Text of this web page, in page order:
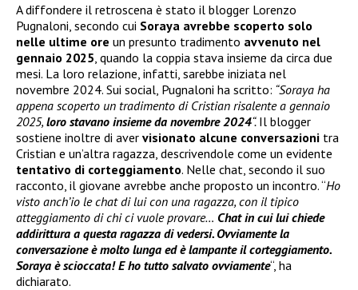
A diffondere il retroscena è stato il blogger Lorenzo
Pugnaloni, secondo cui Soraya avrebbe scoperto solo
nelle ultime ore un presunto tradimento avvenuto nel
gennaio 2025 , quando la coppia stava insieme da circa due
mesi. La loro relazione, infatti, sarebbe iniziata nel
novembre 2024. Sui social, Pugnaloni ha scritto: “Soraya ha
appena scoperto un tradimento di Cristian risalente a gennaio
2025, loro stavano insieme da novembre 2024“. Il blogger
sostiene inoltre di aver visionato alcune conversazioni tra
Cristian e un’altra ragazza, descrivendole come un evidente
tentativo di corteggiamento. Nelle chat, secondo il suo
racconto, il giovane avrebbe anche proposto un incontro. “Ho
visto anch’io le chat di lui con una ragazza, con il tipico
atteggiamento di chi ci vuole provare… Chat in cui lui chiede
addirittura a questa ragazza di vedersi. Ovviamente la
conversazione è molto lunga ed è lampante il corteggiamento.
Soraya è scioccata! E ho tutto salvato ovviamente“, ha
dichiarato.